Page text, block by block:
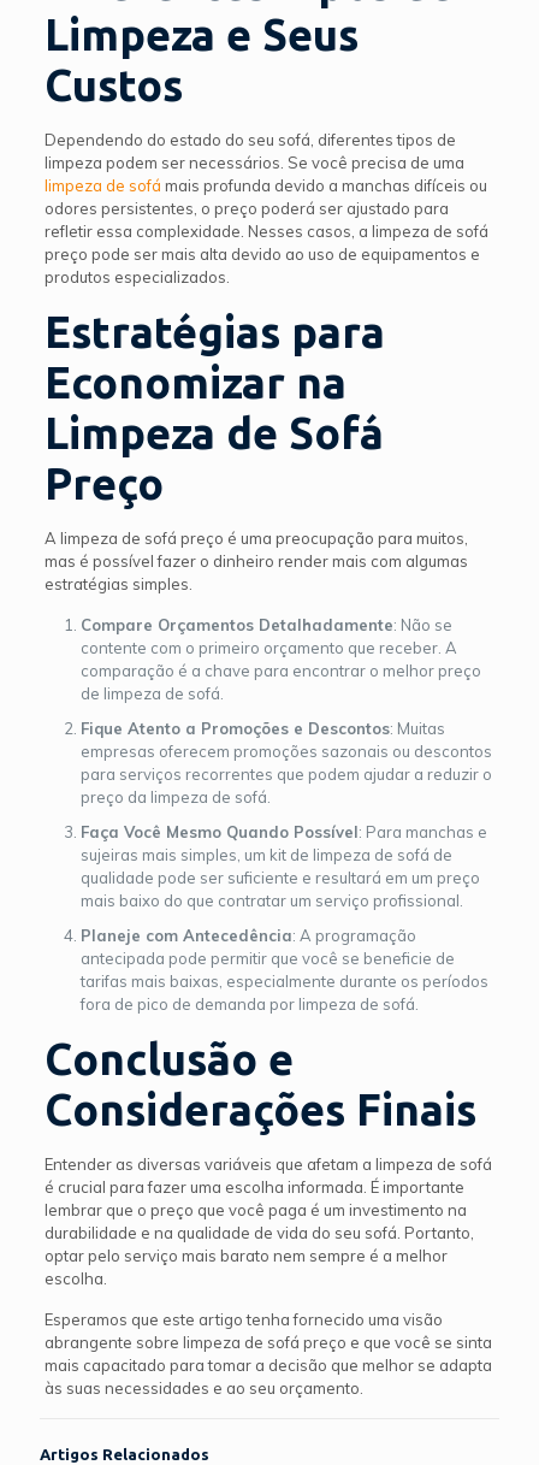
Limpeza e Seus
Custos
Dependendo do estado do seu sofá, diferentes tipos de
limpeza podem ser necessários. Se você precisa de uma
limpeza de sofá mais profunda devido a manchas difíceis ou
odores persistentes, o preço poderá ser ajustado para
refletir essa complexidade. Nesses casos, a limpeza de sofá
preço pode ser mais alta devido ao uso de equipamentos e
produtos especializados.
Estratégias para
Economizar na
Limpeza de Sofá
Preço
A limpeza de sofá preço é uma preocupação para muitos,
mas é possível fazer o dinheiro render mais com algumas
estratégias simples.
Compare Orçamentos Detalhadamente: Não se
contente com o primeiro orçamento que receber. A
comparação é a chave para encontrar o melhor preço
de limpeza de sofá.
Fique Atento a Promoções e Descontos: Muitas
empresas oferecem promoções sazonais ou descontos
para serviços recorrentes que podem ajudar a reduzir o
preço da limpeza de sofá.
Faça Você Mesmo Quando Possível: Para manchas e
sujeiras mais simples, um kit de limpeza de sofá de
qualidade pode ser suficiente e resultará em um preço
mais baixo do que contratar um serviço profissional.
Planeje com Antecedência: A programação
antecipada pode permitir que você se beneficie de
tarifas mais baixas, especialmente durante os períodos
fora de pico de demanda por limpeza de sofá.
Conclusão e
Considerações Finais
Entender as diversas variáveis que afetam a limpeza de sofá
é crucial para fazer uma escolha informada. É importante
lembrar que o preço que você paga é um investimento na
durabilidade e na qualidade de vida do seu sofá. Portanto,
optar pelo serviço mais barato nem sempre é a melhor
escolha.
Esperamos que este artigo tenha fornecido uma visão
abrangente sobre limpeza de sofá preço e que você se sinta
mais capacitado para tomar a decisão que melhor se adapta
às suas necessidades e ao seu orçamento.
Artigos Relacionados